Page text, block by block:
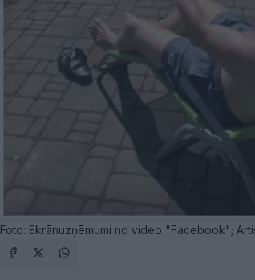
Foto: Ekrānuzņēmumi no video "Facebook";